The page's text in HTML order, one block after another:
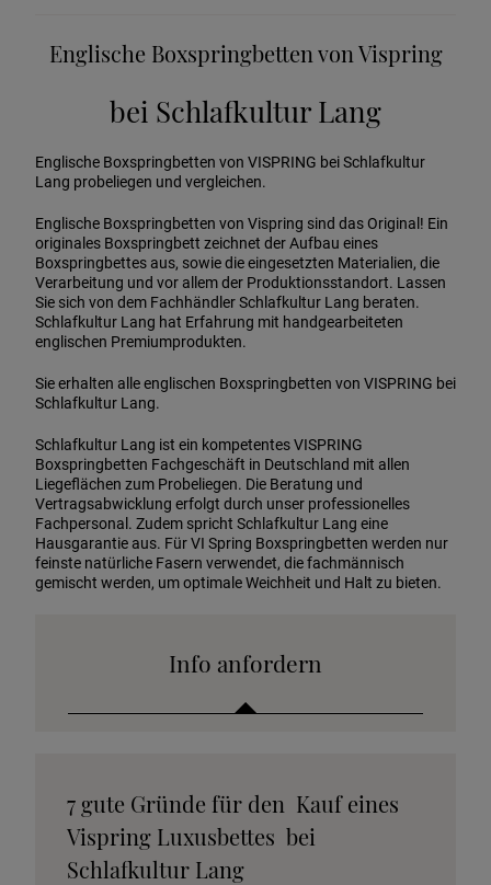
Englische Boxspringbetten von Vispring
bei Schlafkultur Lang
Englische Boxspringbetten von VISPRING bei Schlafkultur
Lang probeliegen und vergleichen.
Englische Boxspringbetten von Vispring sind das Original! Ein
originales Boxspringbett zeichnet der Aufbau eines
Boxspringbettes aus, sowie die eingesetzten Materialien, die
Verarbeitung und vor allem der Produktionsstandort. Lassen
Sie sich von dem Fachhändler Schlafkultur Lang beraten.
Schlafkultur Lang hat Erfahrung mit handgearbeiteten
englischen Premiumprodukten.
Sie erhalten alle englischen Boxspringbetten von VISPRING bei
Schlafkultur Lang.
Schlafkultur Lang ist ein kompetentes VISPRING
Boxspringbetten Fachgeschäft in Deutschland mit allen
Liegeflächen zum Probeliegen. Die Beratung und
Vertragsabwicklung erfolgt durch unser professionelles
Fachpersonal. Zudem spricht Schlafkultur Lang eine
Hausgarantie aus. Für VI Spring Boxspringbetten werden nur
feinste natürliche Fasern verwendet, die fachmännisch
gemischt werden, um optimale Weichheit und Halt zu bieten.
Info anfordern
Stoffkollektion anfordern
Telefonische Beratung anfordern
7 gute Gründe für den Kauf eines
Vispring Luxusbettes bei
Schlafkultur Lang